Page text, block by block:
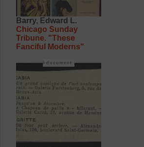
Barry, Edward L.
Chicago Sunday
Tribune. "These
Fanciful Moderns"
document